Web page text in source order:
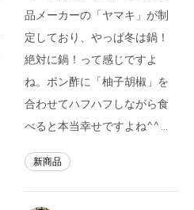
品メーカーの「ヤマキ」が制
定しており、やっぱ冬は鍋！
絶対に鍋！って感じですよ
ね。ポン酢に「柚子胡椒」を
合わせてハフハフしながら食
べると本当幸せですよね^^ …
新商品